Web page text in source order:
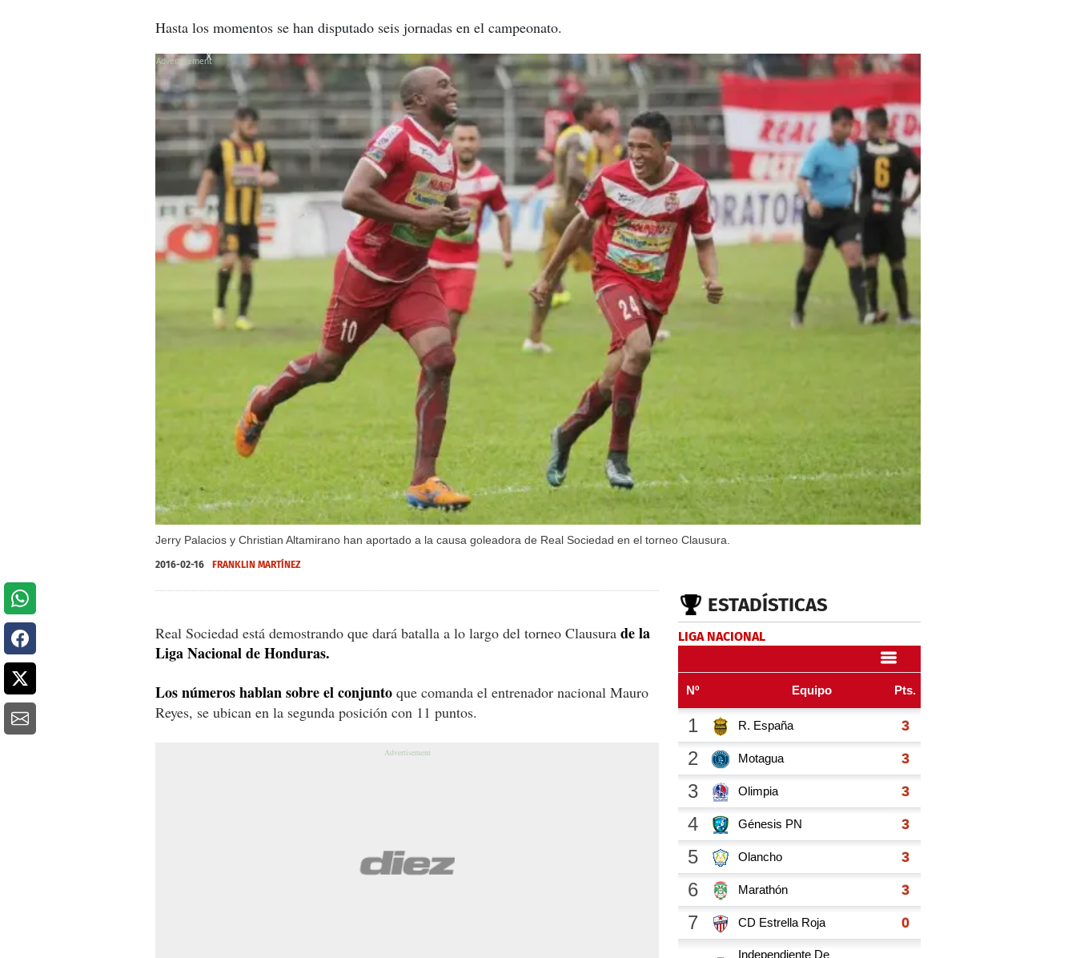
Hasta los momentos se han disputado seis jornadas en el campeonato.
Jerry Palacios y Christian Altamirano han aportado a la causa goleadora de Real Sociedad en el torneo Clausura.
X
2016-02-16 FRANKLIN MARTÍNEZ
Real Sociedad está demostrando que dará batalla a lo largo del torneo Clausura de la
Liga Nacional de Honduras.
Los números hablan sobre el conjunto que comanda el entrenador nacional Mauro
Reyes, se ubican en la segunda posición con 11 puntos.
ESTADÍSTICAS
LIGA NACIONAL